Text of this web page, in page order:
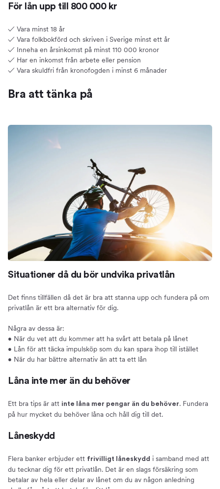
För lån upp till 800 000 kr
✓ Vara minst 18 år
✓ Vara folkbokförd och skriven i Sverige minst ett år
✓ Inneha en årsinkomst på minst 110 000 kronor
✓ Har en inkomst från arbete eller pension
✓ Vara skuldfri från kronofogden i minst 6 månader
Bra att tänka på
Situationer då du bör undvika privatlån
Det finns tillfällen då det är bra att stanna upp och fundera på om
privatlån är ett bra alternativ för dig.
Några av dessa är:
• När du vet att du kommer att ha svårt att betala på lånet
• Lån för att täcka impulsköp som du kan spara ihop till istället
• När du har bättre alternativ än att ta ett lån
Låna inte mer än du behöver
Ett bra tips är att inte låna mer pengar än du behöver. Fundera
på hur mycket du behöver låna och håll dig till det.
Låneskydd
Flera banker erbjuder ett frivilligt låneskydd i samband med att
du tecknar dig för ett privatlån. Det är en slags försäkring som
betalar av hela eller delar av lånet om du av någon anledning